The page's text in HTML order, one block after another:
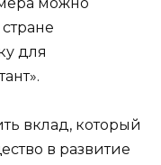
для
вклад, который
в развитие